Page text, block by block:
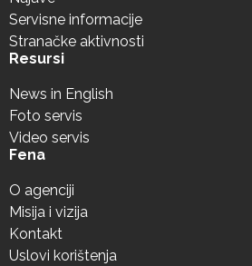
Servisne informacije
Stranačke aktivnosti
Resursi
News in English
Foto servis
Video servis
Fena
O agenciji
Misija i vizija
Kontakt
Uslovi korištenja